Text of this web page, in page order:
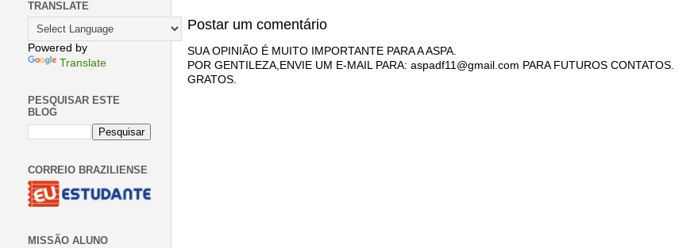
Postar um comentário
SUA OPINIÃO É MUITO IMPORTANTE PARA A ASPA.
POR GENTILEZA,ENVIE UM E-MAIL PARA: aspadf11@gmail.com PARA FUTUROS CONTATOS.
GRATOS.
TRANSLATE
Powered by
Translate
PESQUISAR ESTE
BLOG
CORREIO BRAZILIENSE
MISSÃO ALUNO